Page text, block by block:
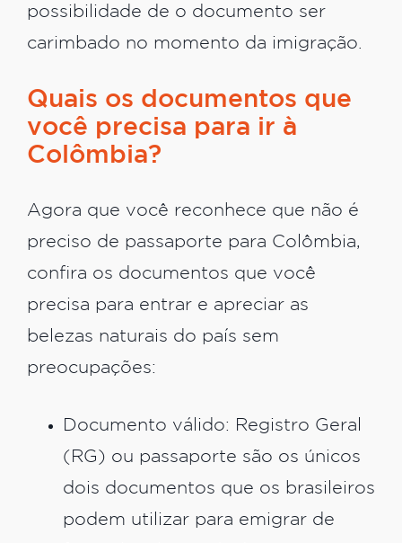
possibilidade de o documento ser
carimbado no momento da imigração.
Quais os documentos que
você precisa para ir à
Colômbia?
Agora que você reconhece que não é
preciso de passaporte para Colômbia,
confira os documentos que você
precisa para entrar e apreciar as
belezas naturais do país sem
preocupações:
Documento válido: Registro Geral
(RG) ou passaporte são os únicos
dois documentos que os brasileiros
podem utilizar para emigrar de